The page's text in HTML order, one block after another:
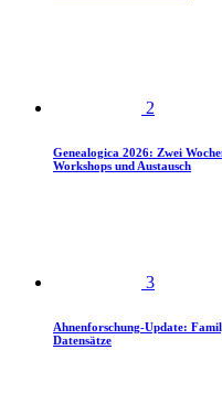
2
Genealogica 2026: Zwei
Workshops und Austausch
3
Ahnenforschung-Update:
Datensätze